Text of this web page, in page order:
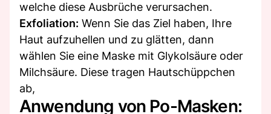
welche diese Ausbrüche verursachen.
Exfoliation: Wenn Sie das Ziel haben, Ihre
Haut aufzuhellen und zu glätten, dann
wählen Sie eine Maske mit Glykolsäure oder
Milchsäure. Diese tragen Hautschüppchen
ab,
Anwendung von Po-Masken: